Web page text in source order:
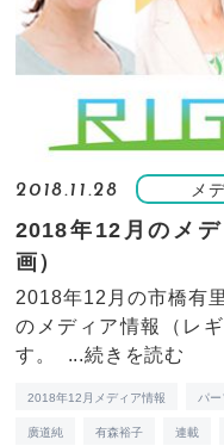
2018.11.28 メ
2018年12月のメ
画）
2018年12月の市橋有
のメディア情報（レ
す。 ...続きを読む
2018年12月メディア情報 パー
廣道純 有森裕子 連載